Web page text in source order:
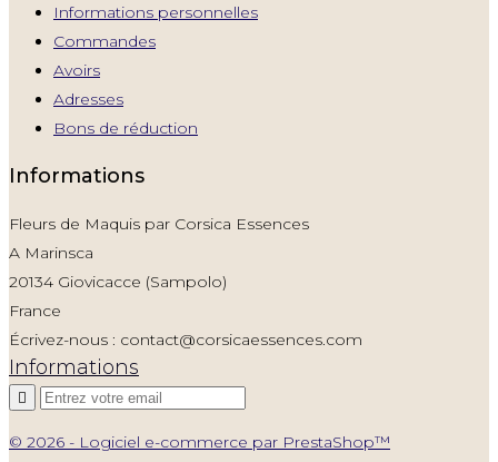
Informations personnelles
Commandes
Avoirs
Adresses
Bons de réduction
Informations
Fleurs de Maquis par Corsica Essences
A Marinsca
20134 Giovicacce (Sampolo)
France
Écrivez-nous : contact@corsicaessences.com
Informations

© 2026 - Logiciel e-commerce par PrestaShop™